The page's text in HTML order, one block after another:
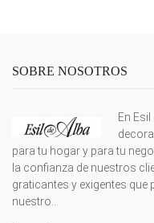
SOBRE NOSOTROS
En
para tu hogar y para tu
la confianza de nuestros
graticantes y exigentes
nuestro...